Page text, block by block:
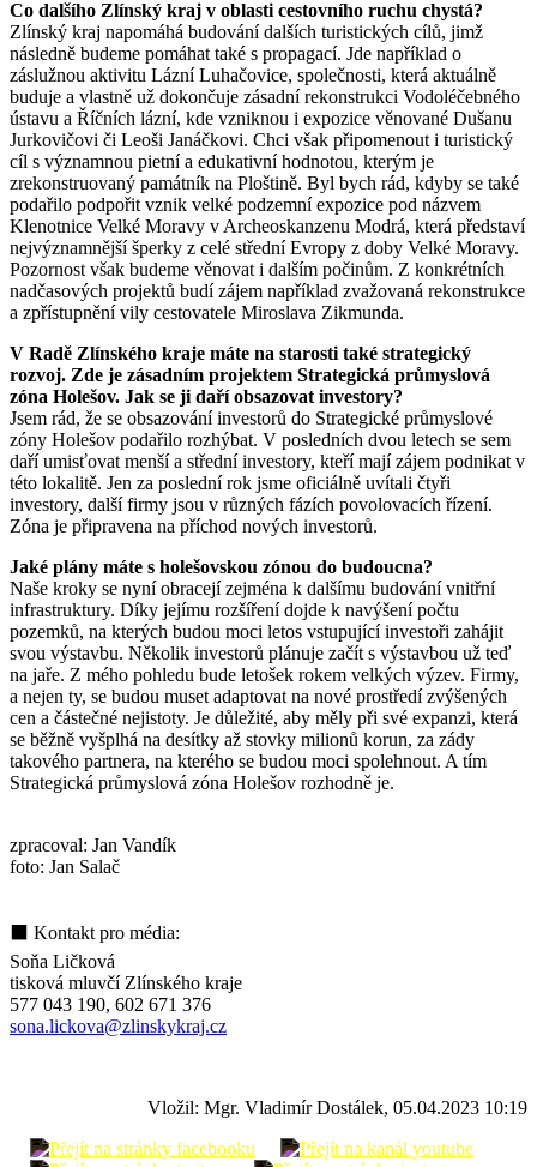
Co dalšího Zlínský kraj v oblasti cestovního ruchu chystá?
Zlínský kraj napomáhá budování dalších turistických cílů, jimž
následně budeme pomáhat také s propagací. Jde například o
záslužnou aktivitu Lázní Luhačovice, společnosti, která aktuálně
buduje a vlastně už dokončuje zásadní rekonstrukci Vodoléčebného
ústavu a Říčních lázní, kde vzniknou i expozice věnované Dušanu
Jurkovičovi či Leoši Janáčkovi. Chci však připomenout i turistický
cíl s významnou pietní a edukativní hodnotou, kterým je
zrekonstruovaný památník na Ploštině. Byl bych rád, kdyby se také
podařilo podpořit vznik velké podzemní expozice pod názvem
Klenotnice Velké Moravy v Archeoskanzenu Modrá, která představí
nejvýznamnější šperky z celé střední Evropy z doby Velké Moravy.
Pozornost však budeme věnovat i dalším počinům. Z konkrétních
nadčasových projektů budí zájem například zvažovaná rekonstrukce
a zpřístupnění vily cestovatele Miroslava Zikmunda.
V Radě Zlínského kraje máte na starosti také strategický
rozvoj. Zde je zásadním projektem Strategická průmyslová
zóna Holešov. Jak se ji daří obsazovat investory?
Jsem rád, že se obsazování investorů do Strategické průmyslové
zóny Holešov podařilo rozhýbat. V posledních dvou letech se sem
daří umisťovat menší a střední investory, kteří mají zájem podnikat v
této lokalitě. Jen za poslední rok jsme oficiálně uvítali čtyři
investory, další firmy jsou v různých fázích povolovacích řízení.
Zóna je připravena na příchod nových investorů.
Jaké plány máte s holešovskou zónou do budoucna?
Naše kroky se nyní obracejí zejména k dalšímu budování vnitřní
infrastruktury. Díky jejímu rozšíření dojde k navýšení počtu
pozemků, na kterých budou moci letos vstupující investoři zahájit
svou výstavbu. Několik investorů plánuje začít s výstavbou už teď
na jaře. Z mého pohledu bude letošek rokem velkých výzev. Firmy,
a nejen ty, se budou muset adaptovat na nové prostředí zvýšených
cen a částečné nejistoty. Je důležité, aby měly při své expanzi, která
se běžně vyšplhá na desítky až stovky milionů korun, za zády
takového partnera, na kterého se budou moci spolehnout. A tím
Strategická průmyslová zóna Holešov rozhodně je.
zpracoval: Jan Vandík
foto: Jan Salač
⬛ Kontakt pro média:
Soňa Ličková
tisková mluvčí Zlínského kraje
577 043 190, 602 671 376
sona.lickova@zlinskykraj.cz
Vložil: Mgr. Vladimír Dostálek, 05.04.2023 10:19